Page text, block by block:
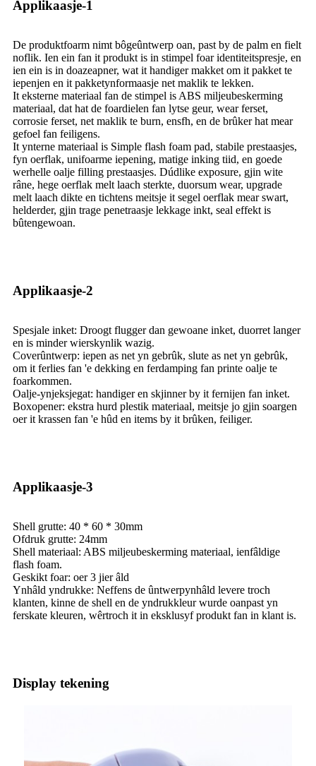
Applikaasje-1
De produktfoarm nimt bôgeûntwerp oan, past by de palm en fielt
noflik. Ien ein fan it produkt is in stimpel foar identiteitspresje, en
ien ein is in doazeapner, wat it handiger makket om it pakket te
iepenjen en it pakketynformaasje net maklik te lekken.
It eksterne materiaal fan de stimpel is ABS miljeubeskerming
materiaal, dat hat de foardielen fan lytse geur, wear ferset,
corrosie ferset, net maklik te burn, ensfh, en de brûker hat mear
gefoel fan feiligens.
It ynterne materiaal is Simple flash foam pad, stabile prestaasjes,
fyn oerflak, unifoarme iepening, matige inking tiid, en goede
werhelle oalje filling prestaasjes. Dúdlike exposure, gjin wite
râne, hege oerflak melt laach sterkte, duorsum wear, upgrade
melt laach dikte en tichtens meitsje it segel oerflak mear swart,
helderder, gjin trage penetraasje lekkage inkt, seal effekt is
bûtengewoan.
Applikaasje-2
Spesjale inket: Droogt flugger dan gewoane inket, duorret langer
en is minder wierskynlik wazig.
Coverûntwerp: iepen as net yn gebrûk, slute as net yn gebrûk,
om it ferlies fan 'e dekking en ferdamping fan printe oalje te
foarkommen.
Oalje-ynjeksjegat: handiger en skjinner by it fernijen fan inket.
Boxopener: ekstra hurd plestik materiaal, meitsje jo gjin soargen
oer it krassen fan 'e hûd en items by it brûken, feiliger.
Applikaasje-3
Shell grutte: 40 * 60 * 30mm
Ofdruk grutte: 24mm
Shell materiaal: ABS miljeubeskerming materiaal, ienfâldige
flash foam.
Geskikt foar: oer 3 jier âld
Ynhâld yndrukke: Neffens de ûntwerpynhâld levere troch
klanten, kinne de shell en de yndrukkleur wurde oanpast yn
ferskate kleuren, wêrtroch it in eksklusyf produkt fan in klant is.
Display tekening